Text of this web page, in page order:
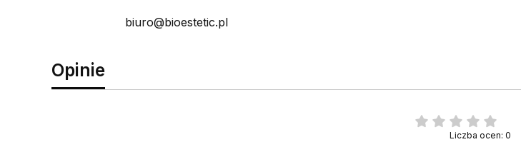
biuro@bioestetic.pl
Opinie
Liczba ocen: 0